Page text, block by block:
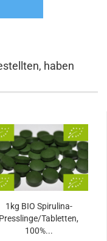
haben
1kg BIO Spirulina-
Presslinge/Tabletten,
100%...